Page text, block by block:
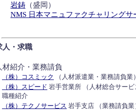
岩鋳 （盛岡）
NMS 日本マニュファクチャリングサ
人・求職
材紹介・業務請負
（株）コスミック
（人材派遣業・業務請負
（株）スピード 岩手営業所 （人材総合サー
職種紹介
（株）テクノサービス 岩手支店 （業務請負